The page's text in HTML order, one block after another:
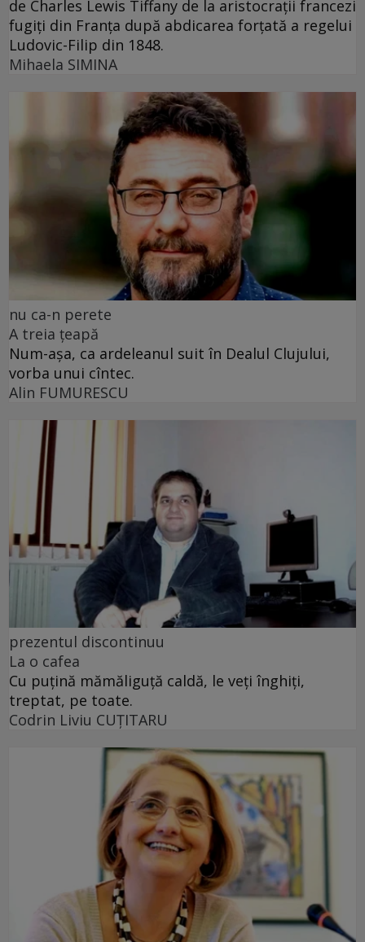
de Charles Lewis Tiffany de la aristocrații francezi
fugiți din Franța după abdicarea forțată a regelui
Ludovic-Filip din 1848.
Mihaela SIMINA
nu ca-n perete
A treia țeapă
Num-așa, ca ardeleanul suit în Dealul Clujului,
vorba unui cîntec.
Alin FUMURESCU
prezentul discontinuu
La o cafea
Cu puţină mămăliguţă caldă, le veţi înghiţi,
treptat, pe toate.
Codrin Liviu CUŢITARU